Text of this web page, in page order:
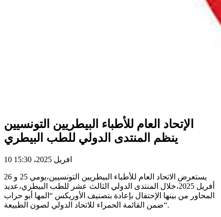
الإتحاد العام للأطباء البيطريين التونسيين
ينظم المنتدى الدولي للطب البيطري
10 افريل 2025، 15:30
يستعرض الاتحاد العام للأطباء البيطريين التونسيين،يومي 25 و 26
أفريل 2025،خلال المنتدى الدولي الثالث عشر للطب البيطري،عديد
المحاور من بينها الإحتفال بإعادة بتصنيف الأوريكس “المها أبو حراب
“ضمن القائمة الحمراء للاتحاد الدولي لصون الطبيعة.